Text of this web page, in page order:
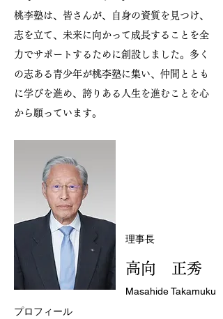
桃李塾は、皆さんが、自身の資質を見つけ、
志を立て、未来に向かって成長することを全
力でサポートするために創設しました。多く
の志ある青少年が桃李塾に集い、仲間ととも
に学びを進め、誇りある人生を進むことを心
から願っています。
理事長
高向 正秀
Masahide Takamuku
プロフィール